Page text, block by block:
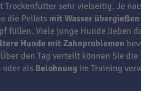
Trockenfutter sehr vielseitig. Je
die Pellets mit Wasser übergießen
füllen. Viele junge Hunde lieben
Hunde mit Zahnproblemen
den Tag verteilt können Sie
oder als Belohnung im Training